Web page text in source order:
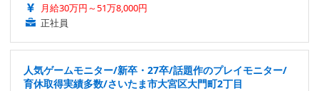
月給30万円～51万8,000円
正社員
人気ゲームモニター/新卒・27卒/話題作のプレイモニター/
育休取得実績多数/さいたま市大宮区大門町2丁目